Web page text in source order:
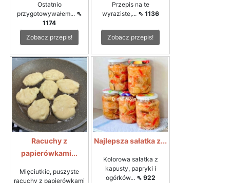
Ostatnio
przygotowywałem... ⇖
1174
Zobacz przepis!
Przepis na te
wyraziste,... ⇖ 1136
Zobacz przepis!
Racuchy z
papierówkami...
Mięciutkie, puszyste
racuchy z papierówkami
Najlepsza sałatka z...
Kolorowa sałatka z
kapusty, papryki i
ogórków... ⇖ 922